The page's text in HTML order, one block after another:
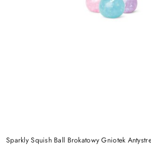
Sparkly Squish Ball Brokatowy Gniotek